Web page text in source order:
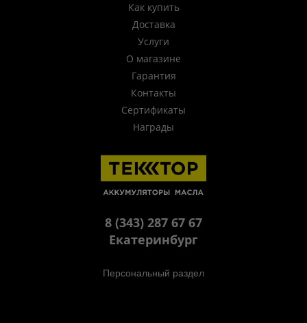
Как купить
Доставка
Услуги
О магазине
Гарантия
Контакты
Сертификаты
Награды
8 (343) 287 67 67
Екатеринбург
Персональный раздел